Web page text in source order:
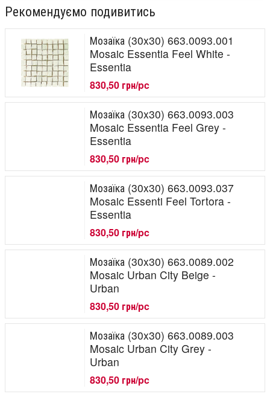
Рекомендуємо подивитись
Мозаїка (30x30) 663.0093.001
Mosaic Essentia Feel White -
Essentia
830,50 грн/pc
Мозаїка (30x30) 663.0093.003
Mosaic Essentia Feel Grey -
Essentia
830,50 грн/pc
Мозаїка (30x30) 663.0093.037
Mosaic Essenti Feel Tortora -
Essentia
830,50 грн/pc
Мозаїка (30x30) 663.0089.002
Mosaic Urban City Beige -
Urban
830,50 грн/pc
Мозаїка (30x30) 663.0089.003
Mosaic Urban City Grey -
Urban
830,50 грн/pc